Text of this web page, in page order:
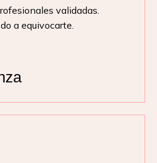
validadas.
a equivocarte.